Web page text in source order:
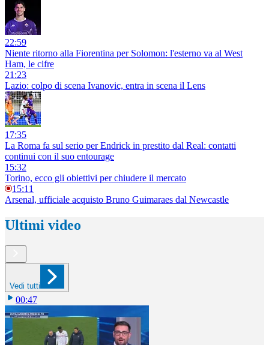
22:59
Niente ritorno alla Fiorentina per Solomon: l'esterno va al West
Ham, le cifre
21:23
Lazio: colpo di scena Ivanovic, entra in scena il Lens
17:35
La Roma fa sul serio per Endrick in prestito dal Real: contatti
continui con il suo entourage
15:32
Torino, ecco gli obiettivi per chiudere il mercato
15:11
Arsenal, ufficiale acquisto Bruno Guimaraes dal Newcastle
Ultimi video
Vedi tutti
00:47